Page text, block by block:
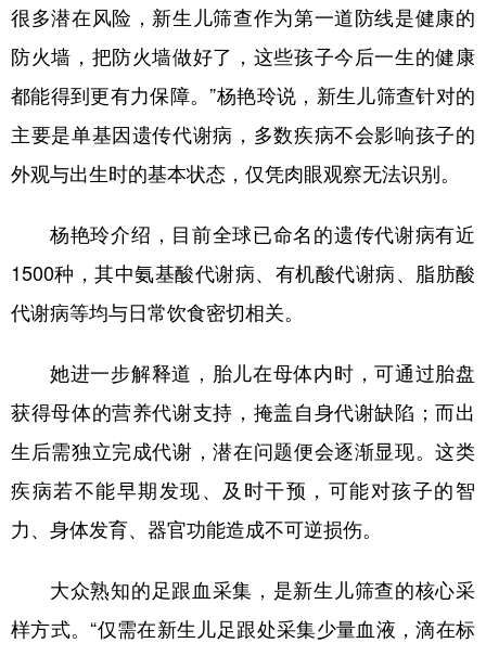
Русский язык 日本語 한국어
Deutsch Português
很多潜在风险，新生儿筛查作为第一道防线是健康的
防火墙，把防火墙做好了，这些孩子今后一生的健康
都能得到更有力保障。”杨艳玲说，新生儿筛查针对的
主要是单基因遗传代谢病，多数疾病不会影响孩子的
外观与出生时的基本状态，仅凭肉眼观察无法识别。
杨艳玲介绍，目前全球已命名的遗传代谢病有近
1500种，其中氨基酸代谢病、有机酸代谢病、脂肪酸
代谢病等均与日常饮食密切相关。
她进一步解释道，胎儿在母体内时，可通过胎盘
获得母体的营养代谢支持，掩盖自身代谢缺陷；而出
生后需独立完成代谢，潜在问题便会逐渐显现。这类
疾病若不能早期发现、及时干预，可能对孩子的智
力、身体发育、器官功能造成不可逆损伤。
大众熟知的足跟血采集，是新生儿筛查的核心采
样方式。“仅需在新生儿足跟处采集少量血液，滴在标